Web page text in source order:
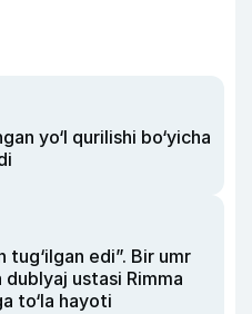
yo‘l qurilishi bo‘yicha
tug‘ilgan edi”. Bir umr
ustasi Rimma
to‘la hayoti